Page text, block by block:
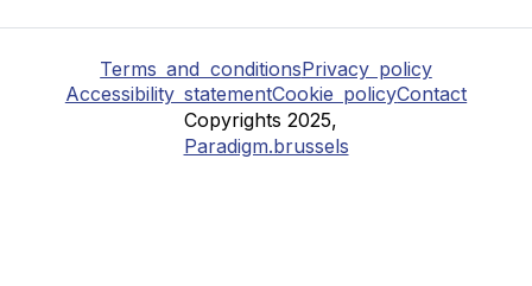
Terms and conditionsPrivacy policy
Accessibility statementCookie policyContact
Copyrights 2025,
Paradigm.brussels